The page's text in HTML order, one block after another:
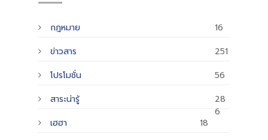
กฎหมาย
16
ข่าวสาร
251
โปรโมชั่น
56
สาระน่ารู้
28
6
เฮฮา
18